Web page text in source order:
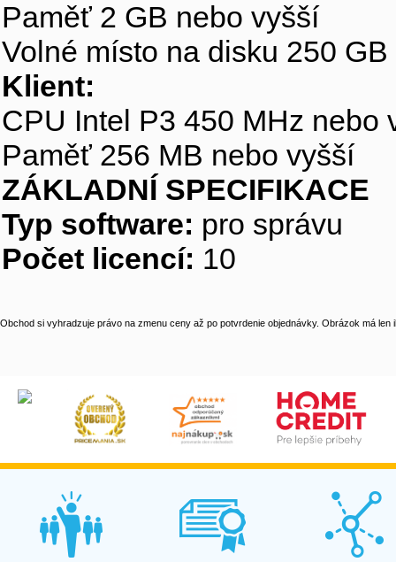
Paměť 2 GB nebo vyšší
Volné místo na disku 250
Klient:
CPU Intel P3 450 MHz nebo
Paměť 256 MB nebo vyšší
ZÁKLADNÍ SPECIFIKACE
Typ software: pro správu
Počet licencí: 10
Obchod si vyhradzuje právo na zmenu ceny až po potvrdenie objednávky. Obrázok má len